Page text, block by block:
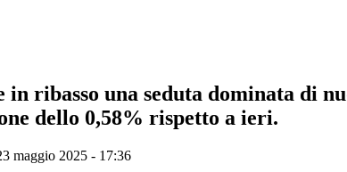
in ribasso una seduta dominata di
dello 0,58% rispetto a ieri.
maggio 2025 - 17:36